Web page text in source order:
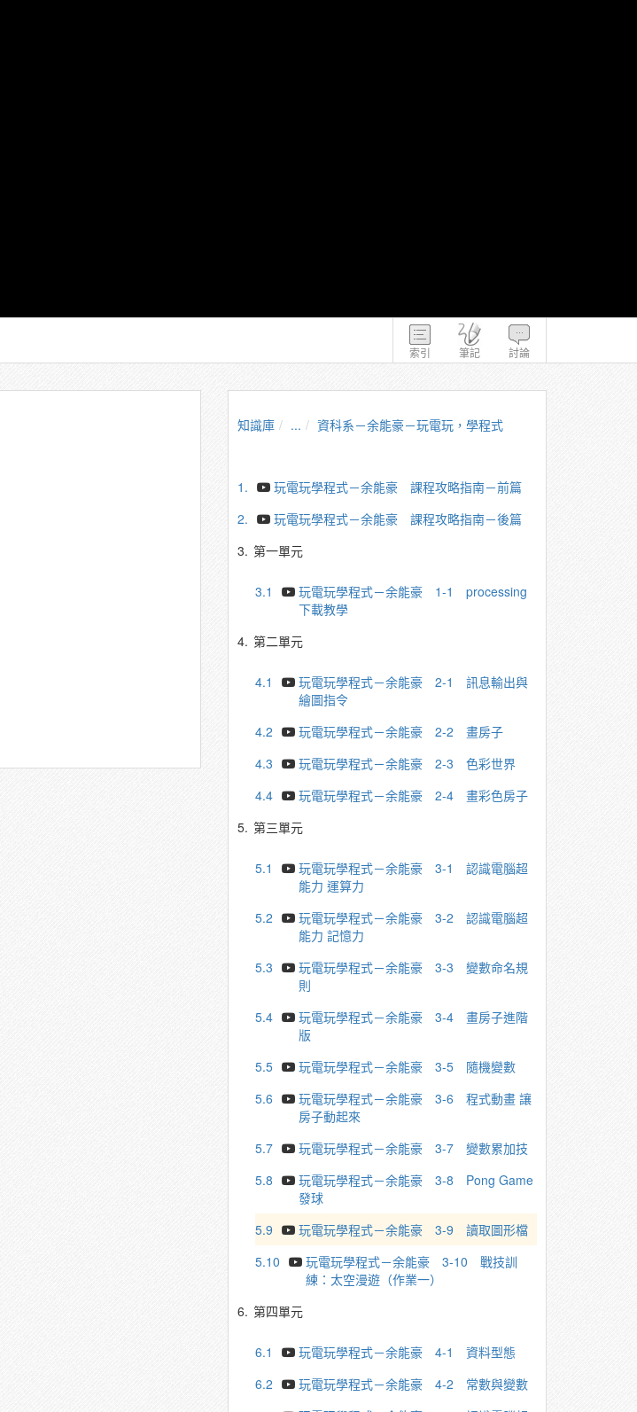
索引 筆記 討論
知識庫 ... 資科系－余能豪－玩電玩，學程式
1.
玩電玩學程式－余能豪 課程攻略指南－前篇
2.
玩電玩學程式－余能豪 課程攻略指南－後篇
3. 第一單元
3.1
玩電玩學程式－余能豪 1-1 processing
下載教學
4. 第二單元
4.1
玩電玩學程式－余能豪 2-1 訊息輸出與
繪圖指令
4.2
玩電玩學程式－余能豪 2-2 畫房子
4.3
玩電玩學程式－余能豪 2-3 色彩世界
4.4
玩電玩學程式－余能豪 2-4 畫彩色房子
5. 第三單元
5.1
玩電玩學程式－余能豪 3-1 認識電腦超
能力 運算力
5.2
玩電玩學程式－余能豪 3-2 認識電腦超
能力 記憶力
5.3
玩電玩學程式－余能豪 3-3 變數命名規
則
5.4
玩電玩學程式－余能豪 3-4 畫房子進階
版
5.5
玩電玩學程式－余能豪 3-5 隨機變數
5.6
玩電玩學程式－余能豪 3-6 程式動畫 讓
房子動起來
5.7
玩電玩學程式－余能豪 3-7 變數累加技
5.8
玩電玩學程式－余能豪 3-8 Pong Game
發球
5.9
玩電玩學程式－余能豪 3-9 讀取圖形檔
5.10
玩電玩學程式－余能豪 3-10 戰技訓
練：太空漫遊（作業一）
6. 第四單元
6.1
玩電玩學程式－余能豪 4-1 資料型態
6.2
玩電玩學程式－余能豪 4-2 常數與變數